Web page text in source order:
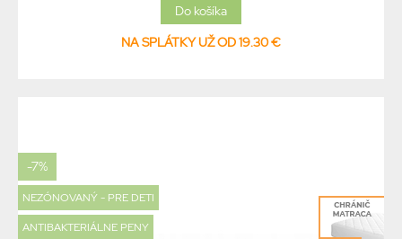
NA SPLÁTKY UŽ OD 19.30 €
-7%
NEZÓNOVANÝ - PRE DETI
ANTIBAKTERIÁLNE PENY